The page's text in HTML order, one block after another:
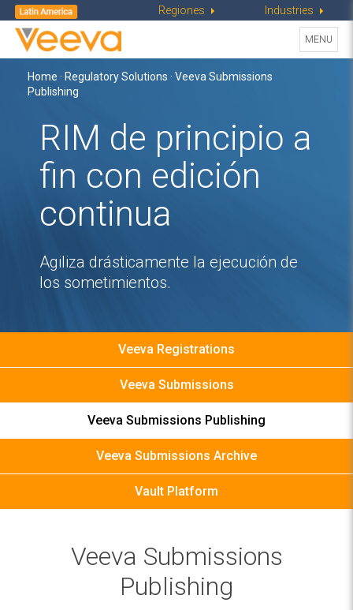
Regiones Industries
Toggle
MENU
Home · Regulatory Solutions · Veeva Submissions
Publishing
RIM de principio a
fin con edición
continua
Agiliza drásticamente la ejecución de
los sometimientos.
Veeva Registrations
Veeva Submissions
Veeva Submissions Publishing
Veeva Submissions Archive
Vault Platform
Veeva Submissions
Publishing